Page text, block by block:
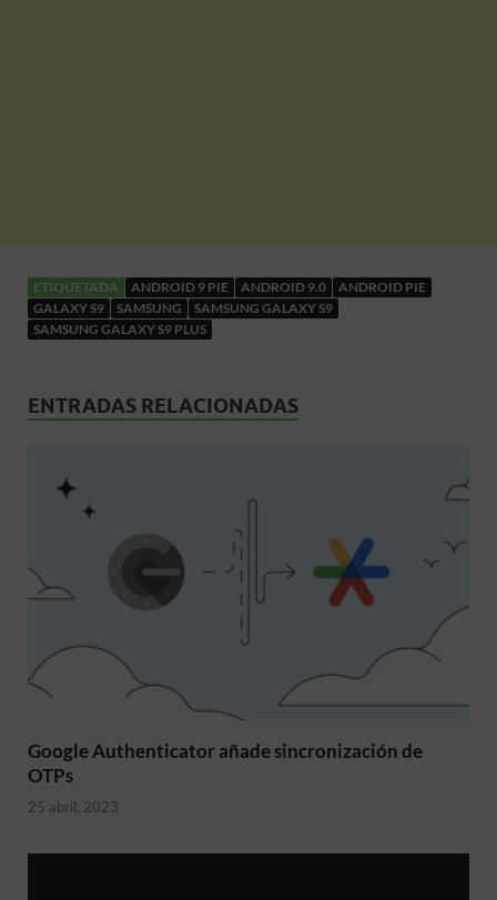
ETIQUETADA ANDROID 9 PIE ANDROID 9.0
ANDROID PIE
GALAXY S9
SAMSUNG
SAMSUNG GALAXY S9
SAMSUNG GALAXY S9 PLUS
ENTRADAS RELACIONADAS
Google Authenticator añade sincronización de
OTPs
25 abril, 2023